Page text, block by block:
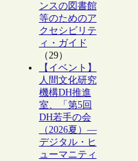
ンスの図書館
等のためのア
クセシビリテ
ィ・ガイド
（29）
【イベント】
人間文化研究
機構DH推進
室、「第5回
DH若手の会
（2026夏）―
デジタル・ヒ
ューマニティ